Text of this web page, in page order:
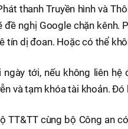
thanh Truyền hình và
đề nghị Google chặn kênh.
tín dị đoan. Hoặc có thể
ngày tới, nếu không liên
và tạm khóa tài khoản.
TT&TT cùng bộ Công an